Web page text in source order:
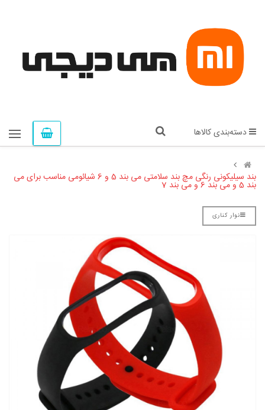
دسته‌بندی کالاها
بند سیلیکونی رنگی مچ بند سلامتی می بند 5 و 6 شیائومی مناسب برای می
بند 5 و می بند 6 و می بند 7
نوار کناری